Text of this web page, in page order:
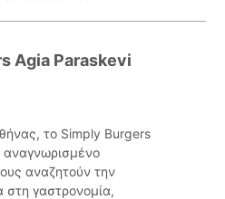
Agia Paraskevi
το Simply Burgers
αναγνωρισμένο
αναζητούν την
στη γαστρονομία,